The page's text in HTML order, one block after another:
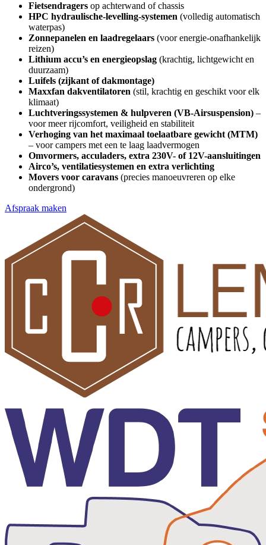
Fietsendragers op achterwand of chassis
HPC hydraulische-levelling-systemen (volledig automatisch
waterpas)
Zonnepanelen en laadregelaars (voor energie-onafhankelijk
reizen)
Lithium accu’s en energieopslag (krachtig, lichtgewicht en
duurzaam)
Luifels (zijkant of dakmontage)
Maxxfan dakventilatoren (stil, krachtig en geschikt voor elk
klimaat)
Luchtveringssystemen & hulpveren (VB-Airsuspension) –
voor meer rijcomfort, veiligheid en stabiliteit
Verhoging van het maximaal toelaatbare gewicht (MTM)
– voor campers met een te laag laadvermogen
Omvormers, acculaders, extra 230V- of 12V-aansluitingen
Airco’s, ventilatiesystemen en extra verlichting
Movers voor caravans (precies manoeuvreren op elke
ondergrond)
Afspraak maken